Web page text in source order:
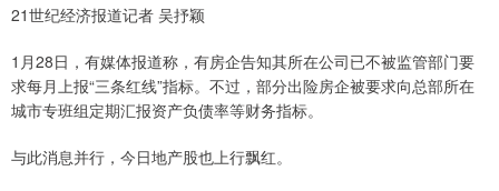
21世纪经济报道记者 吴抒颖
1月28日，有媒体报道称，有房企告知其所在公司已不被监管部门要
求每月上报“三条红线”指标。不过，部分出险房企被要求向总部所在
城市专班组定期汇报资产负债率等财务指标。
与此消息并行，今日地产股也上行飘红。